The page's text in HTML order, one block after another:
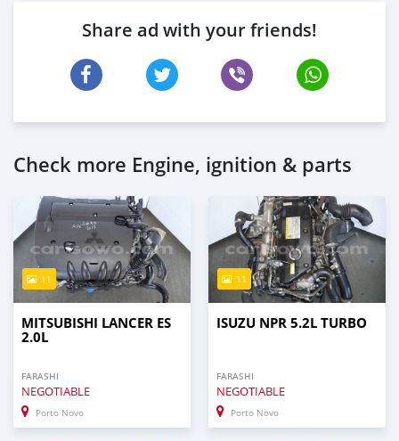
Share ad with your friends!
Check more Engine, ignition & parts
11
MITSUBISHI LANCER ES
2.0L
FARASHI
NEGOTIABLE
Porto Novo
11
ISUZU NPR 5.2L TURBO
FARASHI
NEGOTIABLE
Porto Novo